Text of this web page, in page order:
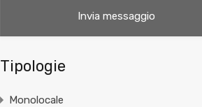
Tipologie
Monolocale